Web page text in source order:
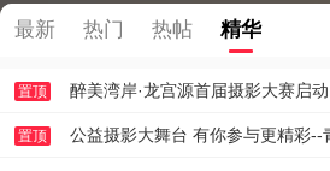
最新 热门 热帖 精华
置顶 醉美湾岸·龙宫源首届摄影大赛启动
置顶 公益摄影大舞台 有你参与更精彩--